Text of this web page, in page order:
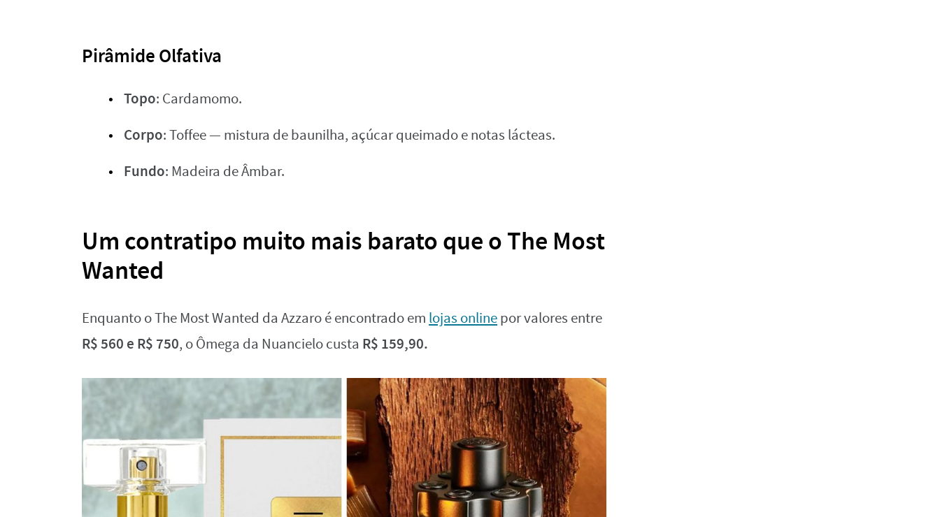
Pirâmide Olfativa
Topo: Cardamomo.
Corpo: Toffee — mistura de baunilha, açúcar queimado e notas lácteas.
Fundo: Madeira de Âmbar.
Um contratipo muito mais barato que o The Most
Wanted
Enquanto o The Most Wanted da Azzaro é encontrado em lojas onlinepor valores entre
R$ 560 e R$ 750, o Ômega da Nuancielo custa R$ 159,90.